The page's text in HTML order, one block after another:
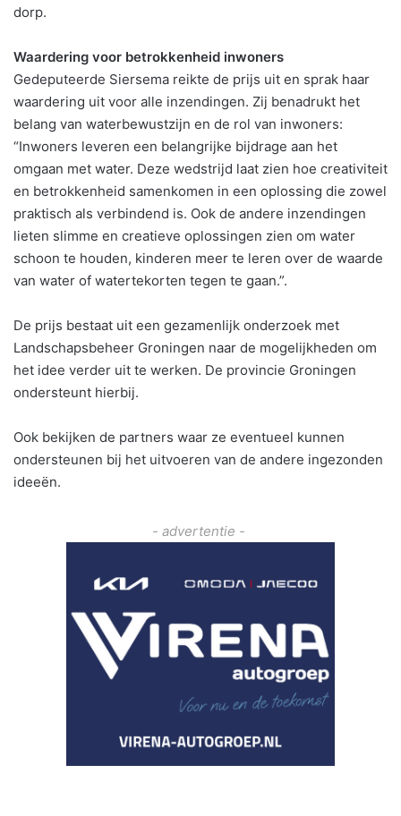
dorp.
Waardering voor betrokkenheid inwoners
Gedeputeerde Siersema reikte de prijs uit en sprak haar
waardering uit voor alle inzendingen. Zij benadrukt het
belang van waterbewustzijn en de rol van inwoners:
“Inwoners leveren een belangrijke bijdrage aan het
omgaan met water. Deze wedstrijd laat zien hoe creativiteit
en betrokkenheid samenkomen in een oplossing die zowel
praktisch als verbindend is. Ook de andere inzendingen
lieten slimme en creatieve oplossingen zien om water
schoon te houden, kinderen meer te leren over de waarde
van water of watertekorten tegen te gaan.”.
De prijs bestaat uit een gezamenlijk onderzoek met
Landschapsbeheer Groningen naar de mogelijkheden om
het idee verder uit te werken. De provincie Groningen
ondersteunt hierbij.
Ook bekijken de partners waar ze eventueel kunnen
ondersteunen bij het uitvoeren van de andere ingezonden
ideeën.
- advertentie -